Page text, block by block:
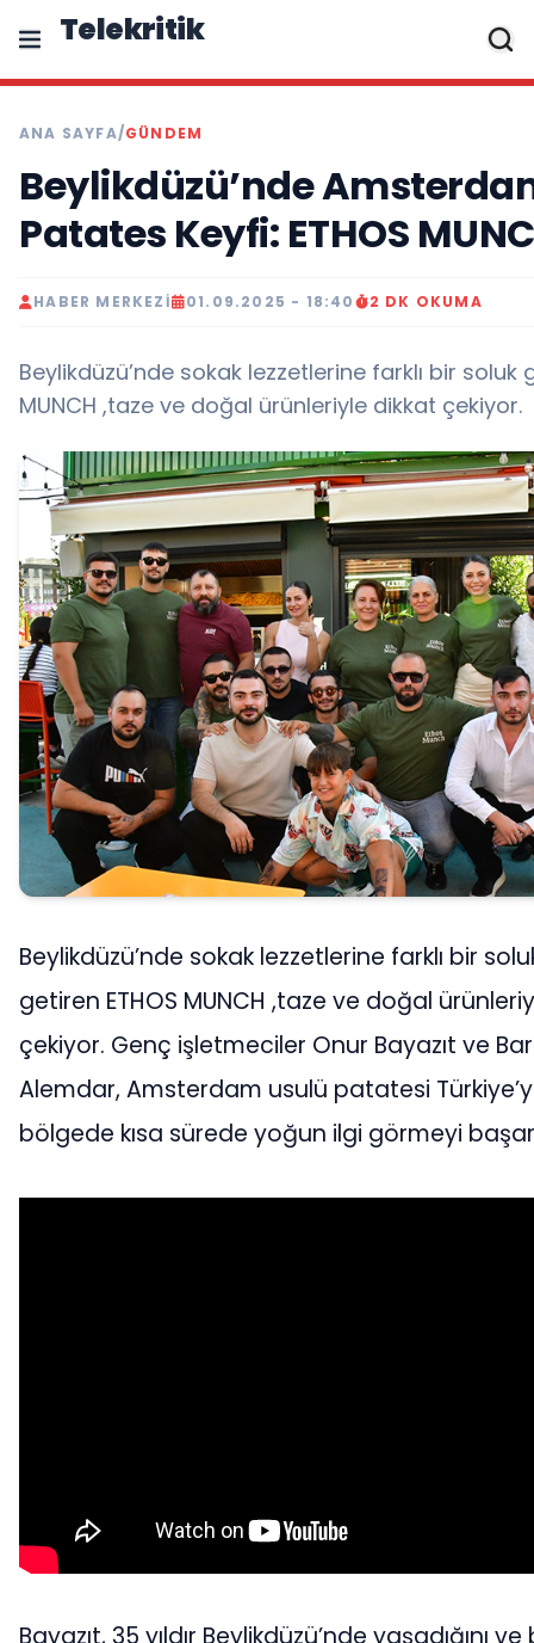
Telekritik
ANA SAYFA/GÜNDEM
Beylikdüzü’nde
Patates Keyfi: ETHOS
HABER MERKEZI 01.09.2025 - 18:40 2 DK OKUMA
Beylikdüzü’nde sokak lezzetlerine farklı bir soluk
MUNCH ,taze ve doğal ürünleriyle dikkat çekiyor.
Beylikdüzü’nde sokak lezzetlerine farklı bir
getiren ETHOS MUNCH ,taze ve doğal
çekiyor. Genç işletmeciler Onur Bayazıt ve
Alemdar, Amsterdam usulü patatesi
bölgede kısa sürede yoğun ilgi görmeyi